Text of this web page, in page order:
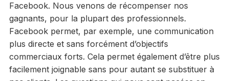
Facebook. Nous venons de récompenser nos
gagnants, pour la plupart des professionnels.
Facebook permet, par exemple, une communication
plus directe et sans forcément d’objectifs
commerciaux forts. Cela permet également d’être plus
facilement joignable sans pour autant se substituer à